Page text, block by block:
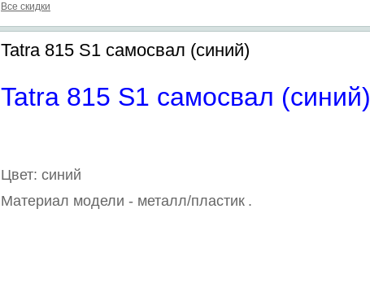
Все скидки
Tatra 815 S1 самосвал (синий)
Tatra 815 S1 самосвал (синий)
Цвет: синий
Материал модели - металл/пластик .